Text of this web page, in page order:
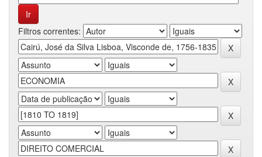
Filtros correntes: